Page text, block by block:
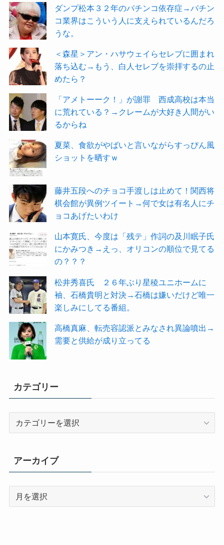
ダンプ松本３２年のパチンコ依存症→パチン
コ業界はこういう人に支えられているんだろ
うな。
＜森星＞アン・ハサウェイらセレブに囲まれ
落ち込む→もう、白人セレブを崇拝するの止
めたら？
「アメトーーク！」が謝罪 西成高校は本当
に荒れている？→クレームが大好き人間がい
るからね
夏菜、食欲がやばいと言いながらすっぴん風
ショットを晒すｗ
藤井五段へのチョコ手渡しは止めて！関西将
棋会館が異例ツイート→何で女は有名人にチ
ョコあげたいわけ
山本寛氏、今度は「残テ」作詞の及川眠子氏
にかみつき→えっ、オリコンの順位で見てる
の？？？
松井秀喜氏 ２６年ぶり星稜ユニホームに
袖、石橋貴明と対決→石橋は嫌いだけど唯一
楽しみにしてる番組。
高橋真麻、転売容認派とみなされ異論噴出→
需要と供給が成り立ってる
カテゴリー
リ
ー
アーカイブ